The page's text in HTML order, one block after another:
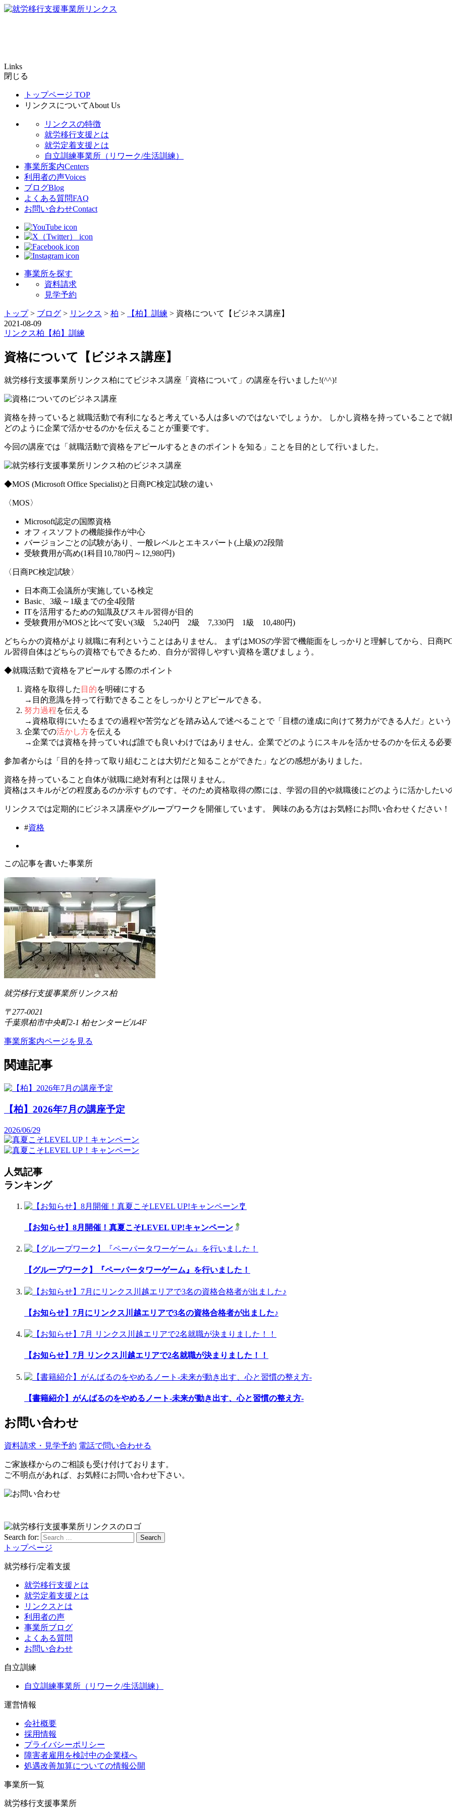
Links
閉じる
トップページ TOP
リンクスについてAbout Us
リンクスの特徴
就労移行支援とは
就労定着支援とは
自立訓練事業所（リワーク/生活訓練）
事業所案内Centers
利用者の声Voices
ブログBlog
よくある質問FAQ
お問い合わせContact
事業所を探す
資料請求
見学予約
トップ> ブログ > リンクス > 柏 > 【柏】訓練 > 資格について【ビジネス講座】
2021-08-09
リンクス柏 【柏】訓練
資格について【ビジネス講座】
就労移行支援事業所リンクス柏にてビジネス講座「資格について」の講座を行いました!(^^)!
資格を持っていると就職活動で有利になると考えている人は多いのではないでしょうか。 しかし資格を持っていることで
どのように企業で活かせるのかを伝えることが重要です。
今回の講座では「就職活動で資格をアピールするときのポイントを知る」ことを目的として行いました。
◆MOS (Microsoft Office Specialist)と日商PC検定試験の違い
〈MOS〉
Microsoft認定の国際資格
オフィスソフトの機能操作が中心
バージョンごとの試験があり、一般レベルとエキスパート(上級)の2段階
受験費用が高め(1科目10,780円～12,980円)
〈日商PC検定試験〉
日本商工会議所が実施している検定
Basic、3級～1級までの全4段階
ITを活用するための知識及びスキル習得が目的
受験費用がMOSと比べて安い(3級 5,240円 2級 7,330円 1級 10,480円)
どちらかの資格がより就職に有利ということはありません。 まずはMOSの学習で機能面をしっかりと理解してから、日商
ル習得自体はどちらの資格でもできるため、自分が習得しやすい資格を選びましょう。
◆就職活動で資格をアピールする際のポイント
資格を取得した 目的を明確にする
→目的意識を持って行動できることをしっかりとアピールできる。
努力過程を伝える
→資格取得にいたるまでの過程や苦労などを踏み込んで述べることで「目標の達成に向けて努力ができる人だ」とい
企業での活かし方を伝える
→企業では資格を持っていれば誰でも良いわけではありません。企業でどのようにスキルを活かせるのかを伝える必
参加者からは「目的を持って取り組むことは大切だと知ることができた」などの感想がありました。
資格を持っていること自体が就職に絶対有利とは限りません。
資格はスキルがどの程度あるのか示すものです。そのため資格取得の際には、学習の目的や就職後にどのように活かした
リンクスでは定期的にビジネス講座やグループワークを開催しています。 興味のある方はお気軽にお問い合わせください！
#資格
この記事を書いた事業所
就労移行支援事業所リンクス柏
〒277-0021
千葉県柏市中央町2-1 柏センタービル4F
事業所案内ページを見る
関連記事
【柏】2026年7月の講座予定
2026/06/29
人気記事
ランキング
【お知らせ】8月開催！真夏こそLEVEL UP!キャンペーン
【グループワーク】『ペーパータワーゲーム』を行いました！
【お知らせ】7月にリンクス川越エリアで3名の資格合格者が出ました♪
【お知らせ】7月 リンクス川越エリアで2名就職が決まりました！！
【書籍紹介】がんばるのをやめるノート-未来が動き出す、心と習慣の整え方-
お問い合わせ
資料請求・見学予約 電話で問い合わせる
ご家族様からのご相談も受け付けております。
ご不明点があれば、お気軽にお問い合わせ下さい。
Search for: Search
トップページ
就労移行/定着支援
就労移行支援とは
就労定着支援とは
リンクスとは
利用者の声
事業所ブログ
よくある質問
お問い合わせ
自立訓練
自立訓練事業所（リワーク/生活訓練）
運営情報
会社概要
採用情報
プライバシーポリシー
障害者雇用を検討中の企業様へ
処遇改善加算についての情報公開
事業所一覧
就労移行支援事業所